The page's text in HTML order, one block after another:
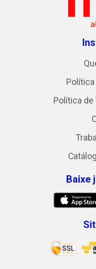
Política de
Baixe